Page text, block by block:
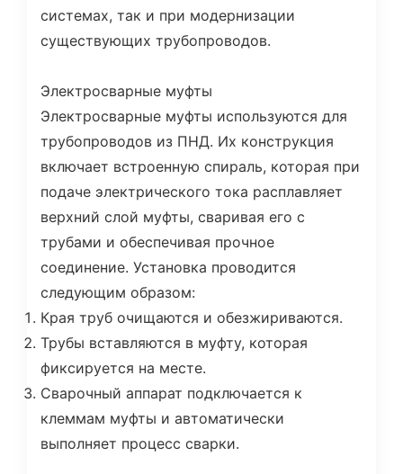
системах, так и при модернизации
существующих трубопроводов.
Электросварные муфты
Электросварные муфты используются для
трубопроводов из ПНД. Их конструкция
включает встроенную спираль, которая при
подаче электрического тока расплавляет
верхний слой муфты, сваривая его с
трубами и обеспечивая прочное
соединение. Установка проводится
следующим образом:
Края труб очищаются и обезжириваются.
Трубы вставляются в муфту, которая
фиксируется на месте.
Сварочный аппарат подключается к
клеммам муфты и автоматически
выполняет процесс сварки.